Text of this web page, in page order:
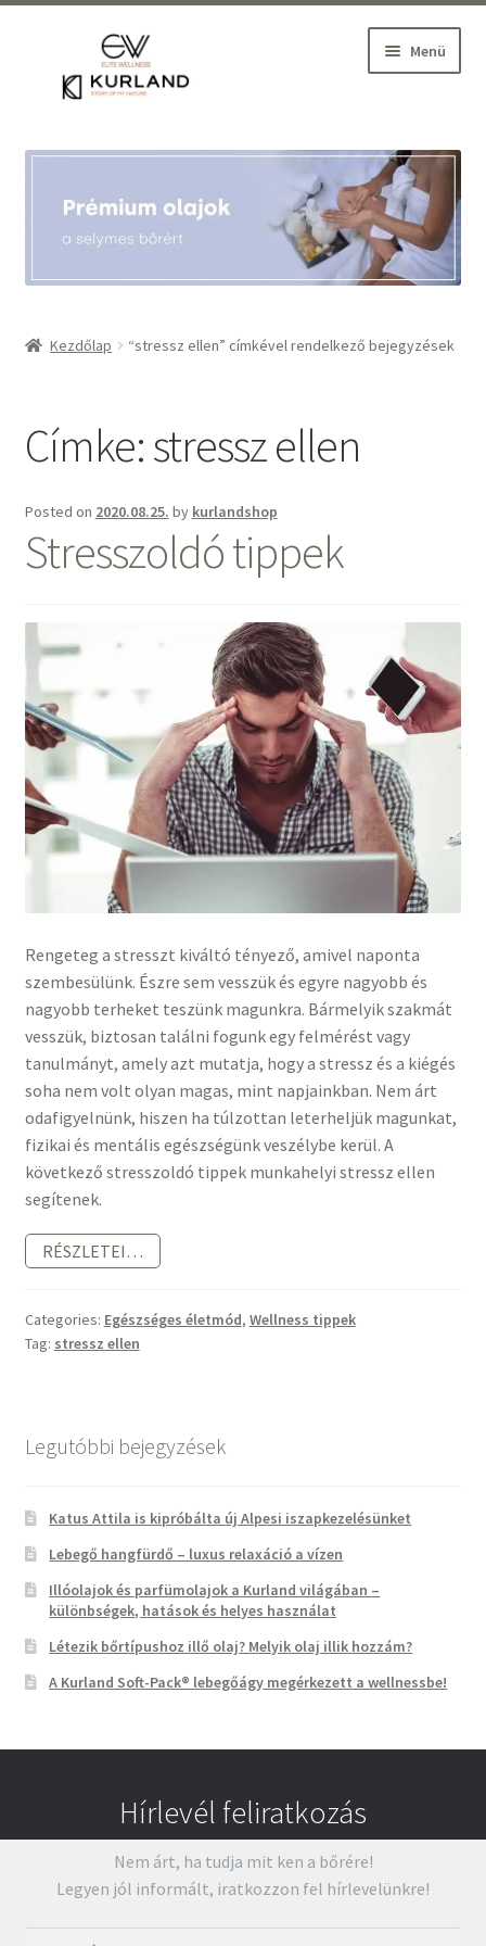
navigációhoz
tartalomba
Menü
Belépés
Blog
Kapcsolat
Facebook
Kezdőlap “stressz ellen” címkével rendelkező bejegyzések
Címke:stressz ellen
Posted on 2020.08.25. by kurlandshop
Stresszoldó tippek
Rengeteg a stresszt kiváltó tényező, amivel naponta
szembesülünk. Észre sem vesszük és egyre nagyobb és
nagyobb terheket teszünk magunkra. Bármelyik szakmát
vesszük, biztosan találni fogunk egy felmérést vagy
tanulmányt, amely azt mutatja, hogy a stressz és a kiégés
soha nem volt olyan magas, mint napjainkban. Nem árt
odafigyelnünk, hiszen ha túlzottan leterheljük magunkat,
fizikai és mentális egészségünk veszélybe kerül. A
következő stresszoldó tippek munkahelyi stressz ellen
segítenek.
STRESSZOLDÓ
RÉSZLETEI…
Categories: Egészséges életmód, Wellness tippek
Tag: stressz ellen
Legutóbbi bejegyzések
Katus Attila is kipróbálta új Alpesi iszapkezelésünket
Lebegő hangfürdő – luxus relaxáció a vízen
Illóolajok és parfümolajok a Kurland világában –
különbségek, hatások és helyes használat
Létezik bőrtípushoz illő olaj? Melyik olaj illik hozzám?
A Kurland Soft-Pack® lebegőágy megérkezett a wellnessbe!
Hírlevél feliratkozás
Nem árt, ha tudja mit ken a bőrére!
Legyen jól informált, iratkozzon fel hírlevelünkre!